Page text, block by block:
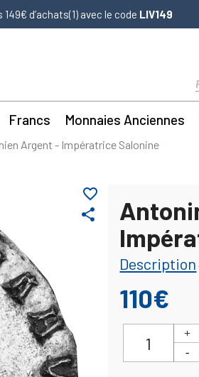
149€ d’achats(1) avec le code LIV149
Francs Monnaies Anciennes
Argent - Impératrice Salonine
share
favorite_border
Description
110€